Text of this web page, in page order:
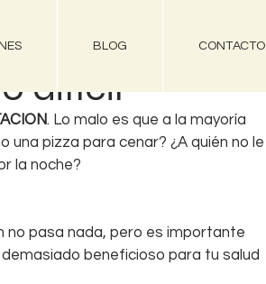
BLOG CONTACTO
difícil
. Lo malo es que a la mayoría
una pizza para cenar? ¿A quién no le
la noche?
no pasa nada, pero es importante
beneficioso para tu salud